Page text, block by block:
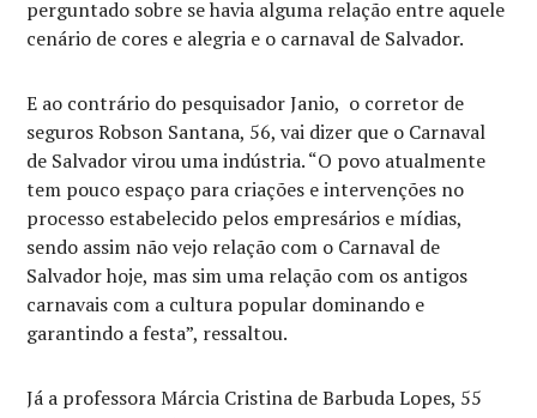
perguntado sobre se havia alguma relação entre aquele
cenário de cores e alegria e o carnaval de Salvador.
E ao contrário do pesquisador Janio, o corretor de
seguros Robson Santana, 56, vai dizer que o Carnaval
de Salvador virou uma indústria. “O povo atualmente
tem pouco espaço para criações e intervenções no
processo estabelecido pelos empresários e mídias,
sendo assim não vejo relação com o Carnaval de
Salvador hoje, mas sim uma relação com os antigos
carnavais com a cultura popular dominando e
garantindo a festa”, ressaltou.
Já a professora Márcia Cristina de Barbuda Lopes, 55